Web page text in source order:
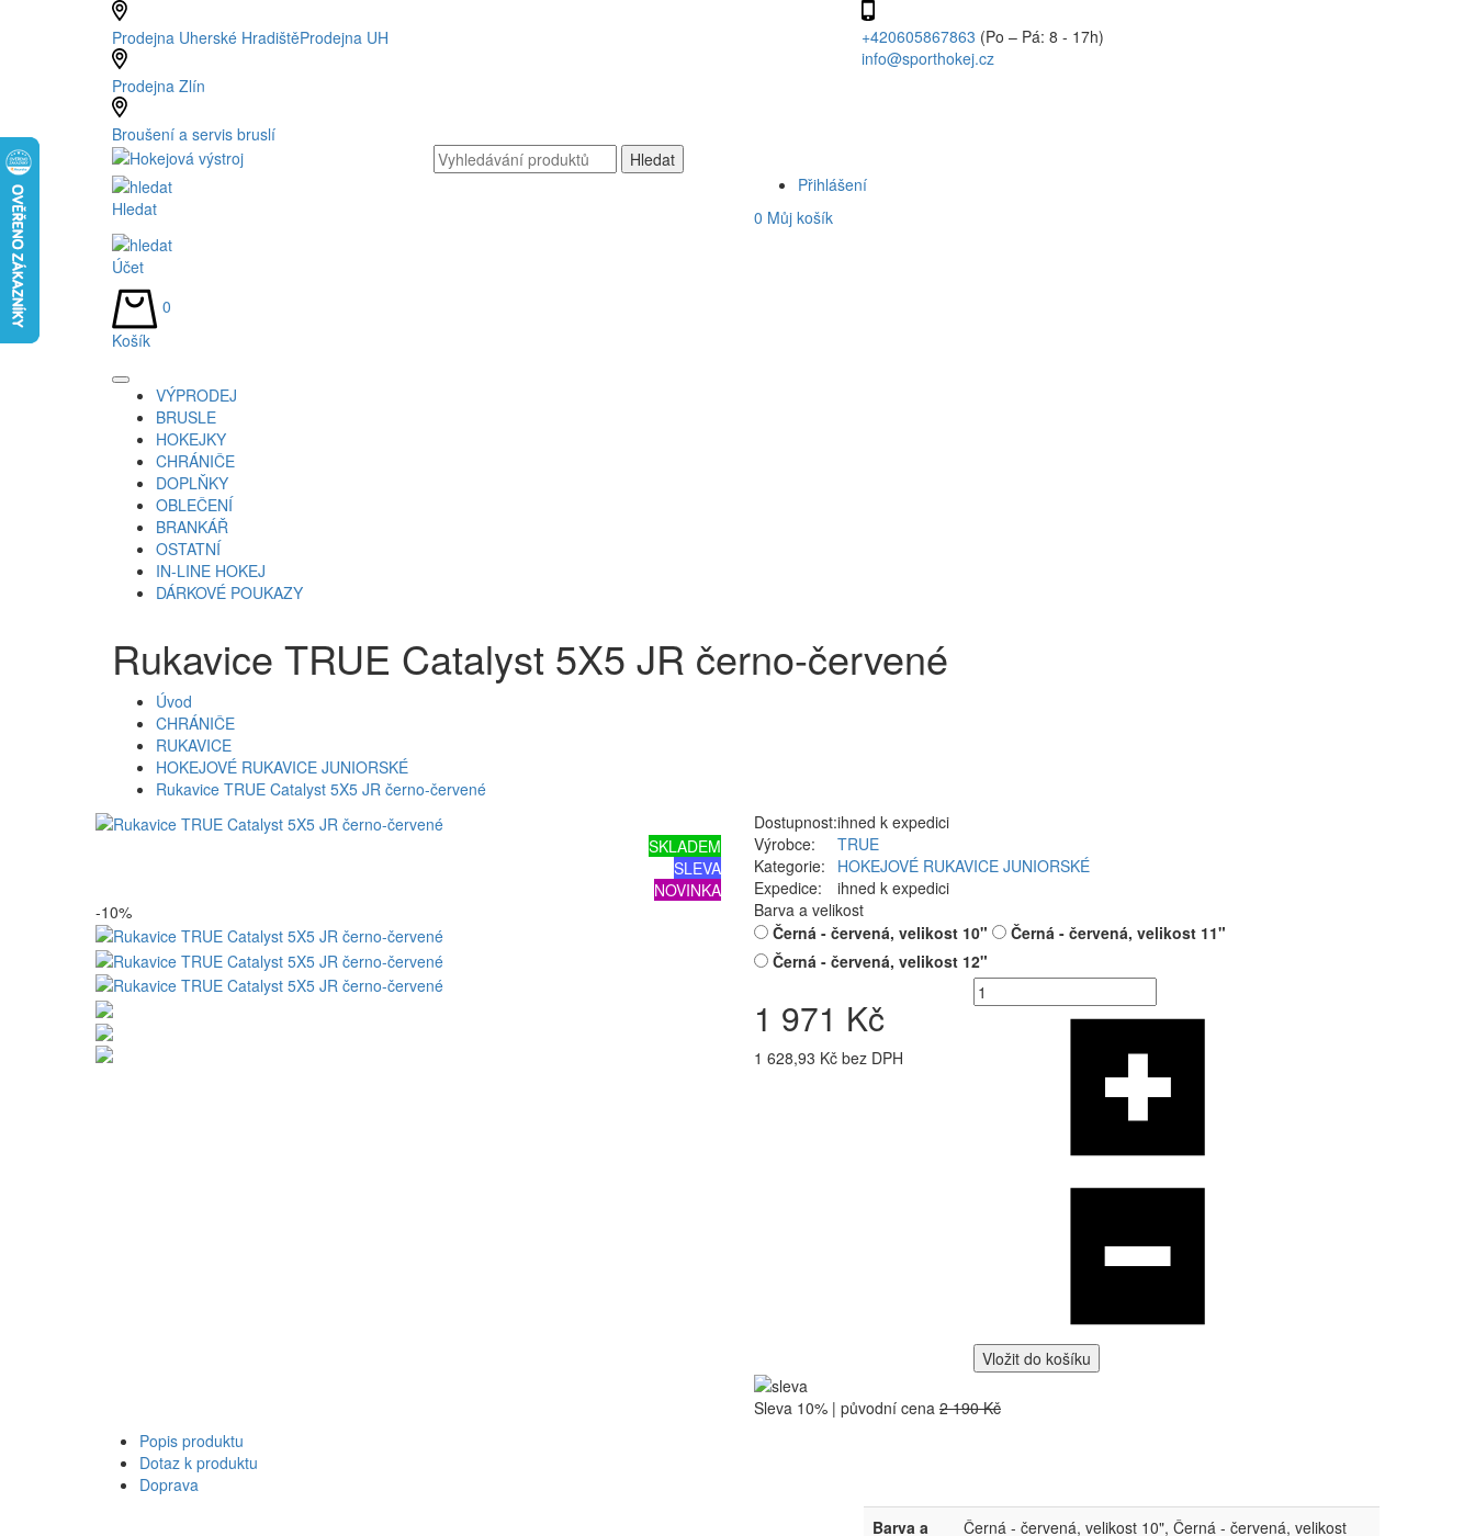
Prodejna Uherské HradištěProdejna UH
Prodejna Zlín
Broušení a servis bruslí
+420605867863 (Po – Pá: 8 - 17h)
info@sporthokej.cz
Hledat
Účet
0
Košík
Přihlášení
0 Můj košík
VÝPRODEJ
BRUSLE
HOKEJKY
CHRÁNIČE
DOPLŇKY
OBLEČENÍ
BRANKÁŘ
OSTATNÍ
IN-LINE HOKEJ
DÁRKOVÉ POUKAZY
Rukavice TRUE Catalyst 5X5 JR černo-červené
Úvod
CHRÁNIČE
RUKAVICE
HOKEJOVÉ RUKAVICE JUNIORSKÉ
Rukavice TRUE Catalyst 5X5 JR černo-červené
SKLADEM
SLEVA
NOVINKA
-10%
Dostupnost:ihned k expedici
Výrobce:
TRUE
Kategorie:
HOKEJOVÉ RUKAVICE JUNIORSKÉ
Expedice:
ihned k expedici
Barva a velikost
Černá - červená, velikost 10"
Černá - červená, velikost 11"
Černá - červená, velikost 12"
1 971 Kč
1 628,93 Kč bez DPH
Vložit do košíku
Sleva 10% | původní cena 2 190 Kč
Popis produktu
Dotaz k produktu
Doprava
Barva a
Černá - červená, velikost 10", Černá - červená, velikost